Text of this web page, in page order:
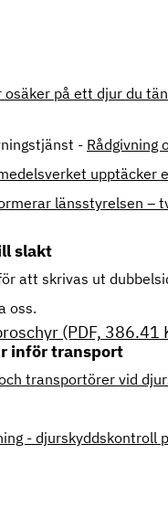
osäker på ett djur du
- Rådgivning
upptäcker
länsstyrelsen –
slakt
att skrivas ut
oss.
(PDF, 386.41
inför transport
transportörer vid
- djurskyddskontroll